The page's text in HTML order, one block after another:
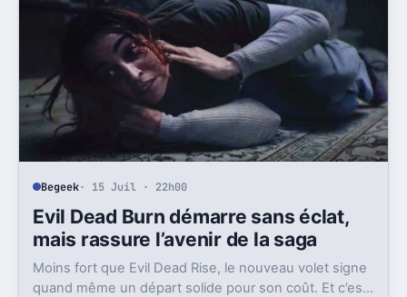
Begeek· 15 Juil · 22h00
Evil Dead Burn démarre sans éclat,
mais rassure l’avenir de la saga
Moins fort que Evil Dead Rise, le nouveau volet signe
quand même un départ solide pour son coût. Et c’est